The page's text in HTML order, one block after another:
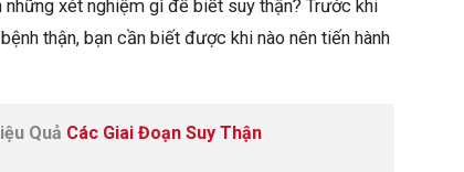
xét nghiệm gì để biết suy thận? Trước khi
thận, bạn cần biết được khi nào nên tiến hành
Quả Các Giai Đoạn Suy Thận